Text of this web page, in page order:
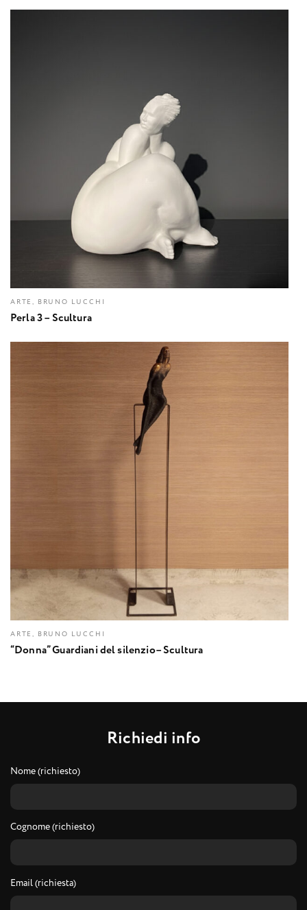
ARTE, BRUNO LUCCHI
Perla 3 – Scultura
ARTE, BRUNO LUCCHI
“Donna” Guardiani del silenzio– Scultura
Richiedi info
Nome (richiesto)
Cognome (richiesto)
Email (richiesta)